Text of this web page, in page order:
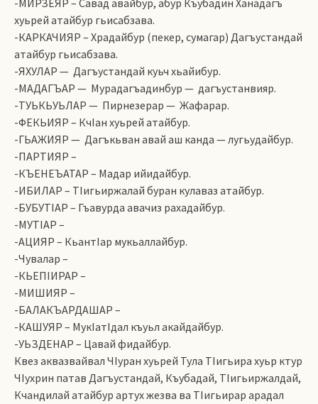
-МИРЗЕЯР – Савад авайбур, абур Къубадин Ханадагъ
хуьрей атайбур гьисабзава.
-КАРКАЧИЯР – Храдайбур (пекер, сумагар) Дагъустандай
атайбур гьисабзава.
-ЯХУЛАР — Дагъустандай куьч хьайибур.
-МАДАГЪАР — Мурадагъадинбур — дагъустанвияр.
-ТУЬКЬУЬЛАР — Пирнезерар — Жафарар.
-ФЕКЬИЯР – КчIан хуьрей атайбур.
-ГЬАЖИЯР — Дагъкьван авай аш канда — лугьудайбур.
-ПАРТИЯР –
-КЪЕНЕЪАТАР – Мадар ийидайбур.
-ИБИЛАР – ТIигьиржалай буран кулаваз атайбур.
-БУБУТIАР – Гъавурда авачиз рахадайбур.
-МУТIАР –
-АЦИЯР – КьантIар мукьаллайбур.
-Чувалар –
-КЬЕПIИРАР –
-МИШИЯР –
-БАЛАКЪАРДАШАР –
-КАШУЯР – МукIатIдал къуьл акайдайбур.
-УЬЗДЕНАР – Цавай фидайбур.
Квез аквазвайвал ЧIуран хуьрей Тула ТIигьира хуьр ктур
ЧIухрин патав Дагъустандай, Къубадай, ТIигьиржалдай,
Кчандилай атайбур артух жезва ва ТIигьирар арадал